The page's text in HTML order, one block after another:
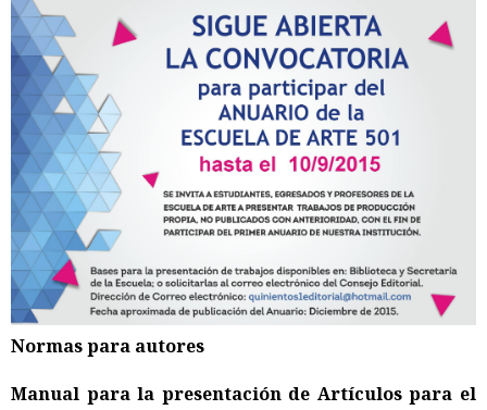
Normas para autores
Manual para la presentación de Artículos para el